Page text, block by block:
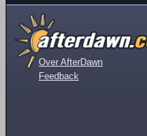
Over AfterDawn
Feedback